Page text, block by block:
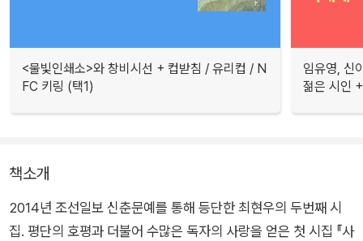
<물빛인쇄소>와 창비시선 + 컵받침 / 유리컵 / N
FC 키링 (택1)
임유영, 신
젊은 시인
책소개
2014년 조선일보 신춘문예를 통해 등단한 최현우의 두번째 시
집. 평단의 호평과 더불어 수많은 독자의 사랑을 얻은 첫 시집 『사